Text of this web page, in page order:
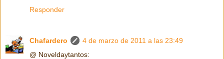
Responder
Chafardero
4 de marzo de 2011 a las 23:49
@ Noveldaytantos: